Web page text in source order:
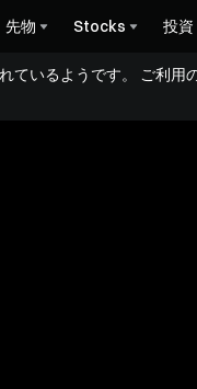
先物 Stocks 投資
ているようです。 ご利